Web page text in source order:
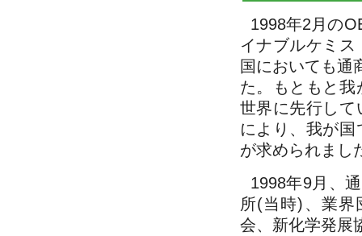
1998年2月の
イナブルケミ
国においても通
た。もともと
世界に先行して
により、我が
が求められまし
1998年9月、
所(当時)、業界
会、新化学発展